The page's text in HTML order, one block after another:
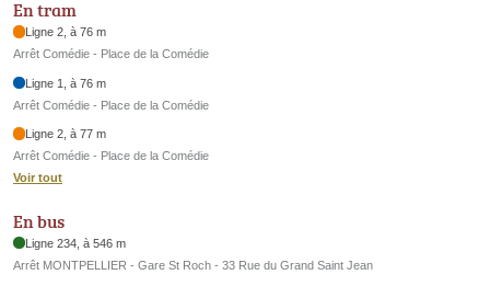
En tram
Ligne 2, à 76 m
Arrêt Comédie - Place de la Comédie
Ligne 1, à 76 m
Arrêt Comédie - Place de la Comédie
Ligne 2, à 77 m
Arrêt Comédie - Place de la Comédie
Voir tout
En bus
Ligne 234, à 546 m
Arrêt MONTPELLIER - Gare St Roch - 33 Rue du Grand Saint Jean